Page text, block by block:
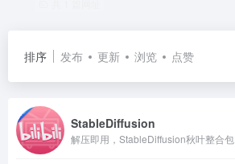
排序 发布 更新 浏览 点赞
StableDiffusion
解压即用，StableDiffusion秋叶整合包